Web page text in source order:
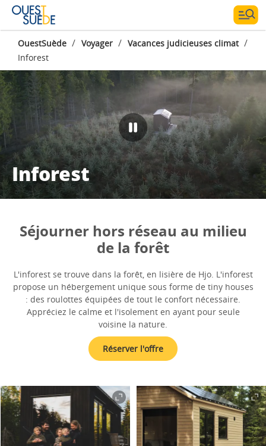
OuestSuède / Voyager / Vacances judicieuses climat /
Inforest
Inforest
Séjourner hors réseau au milieu
de la forêt
L'inforest se trouve dans la forêt, en lisière de Hjo. L'inforest
propose un hébergement unique sous forme de tiny houses
: des roulottes équipées de tout le confort nécessaire.
Appréciez le calme et l'isolement en ayant pour seule
voisine la nature.
Réserver l'offre